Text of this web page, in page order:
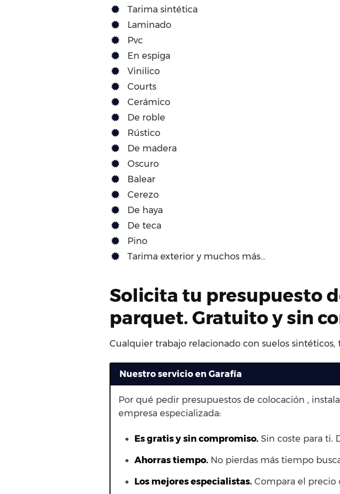
Tarima sintética
Laminado
Pvc
En espiga
Vinilico
Courts
Cerámico
De roble
Rústico
De madera
Oscuro
Balear
Cerezo
De haya
De teca
Pino
Tarima exterior y muchos más…
Solicita tu presupuesto
parquet. Gratuito y sin
Cualquier trabajo relacionado con suelos
Nuestro servicio en Garafía
Por qué pedir presupuestos de colocación ,
empresa especializada:
Es gratis y sin compromiso. Sin coste para ti.
Ahorras tiempo. No pierdas más tiempo
Los mejores especialistas. Compara el precio